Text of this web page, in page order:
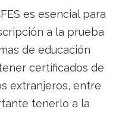
es esencial para
a la prueba
de educación
certificados de
extranjeros, entre
tenerlo a la